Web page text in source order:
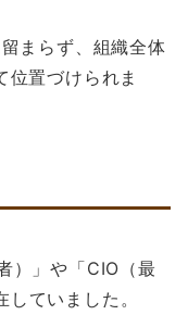
まらず、組織全体
位置づけられま
）」や「CIO（最
ていました。